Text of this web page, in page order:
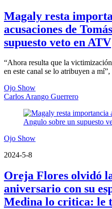
Magaly resta
acusaciones de
supuesto veto en ATV
“Ahora resulta que la
en este canal se lo atribuyen a
Ojo Show
Carlos Arango Guerrero
Ojo Show
2024-5-8
Oreja Flores olvidó
aniversario con su
Medina lo critica: le